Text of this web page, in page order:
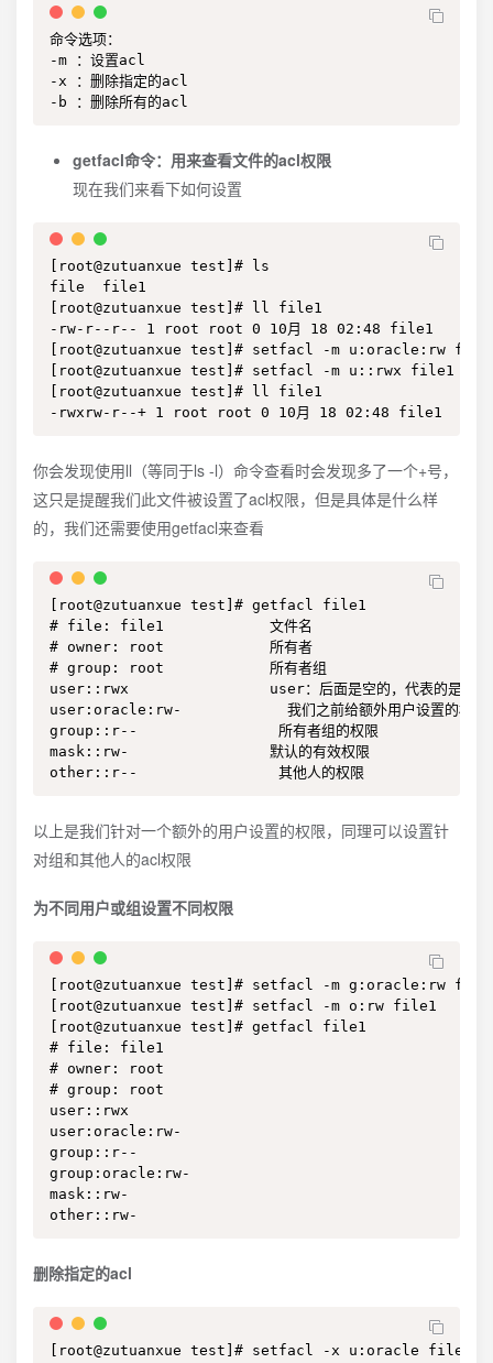
命令选项：
-m ：设置acl
-x ：删除指定的acl
-b ：删除所有的acl
getfacl命令：用来查看文件的acl权限
现在我们来看下如何设置
[root@zutuanxue test]# ls
file  file1
[root@zutuanxue test]# ll file1
-rw-r--r-- 1 root root 0 10月 18 02:48 file1
[root@zutuanxue test]# setfacl -m u:oracle:rw file1
[root@zutuanxue test]# setfacl -m u::rwx file1        如
[root@zutuanxue test]# ll file1
-rwxrw-r--+ 1 root root 0 10月 18 02:48 file1    所有者
你会发现使用ll（等同于ls -l）命令查看时会发现多了一个+号，
这只是提醒我们此文件被设置了acl权限，但是具体是什么样
的，我们还需要使用getfacl来查看
[root@zutuanxue test]# getfacl file1
# file: file1            文件名
# owner: root            所有者
# group: root            所有者组
user::rwx                user：后面是空的，代表的是所有
user:oracle:rw-            我们之前给额外用户设置的权限
group::r--                所有者组的权限
mask::rw-                默认的有效权限
other::r--                其他人的权限
以上是我们针对一个额外的用户设置的权限，同理可以设置针
对组和其他人的acl权限
为不同用户或组设置不同权限
[root@zutuanxue test]# setfacl -m g:oracle:rw
[root@zutuanxue test]# setfacl -m o:rw file1
[root@zutuanxue test]# getfacl file1
# file: file1
# owner: root
# group: root
user::rwx
user:oracle:rw-
group::r--
group:oracle:rw-
mask::rw-
other::rw-
删除指定的acl
[root@zutuanxue test]# setfacl -x u:oracle file1